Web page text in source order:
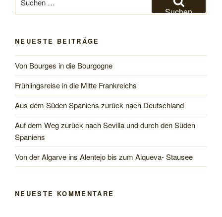
Halbinsel“
nach:
Suchen
NEUESTE BEITRÄGE
Von Bourges in die Bourgogne
Frühlingsreise in die Mitte Frankreichs
Aus dem Süden Spaniens zurück nach Deutschland
Auf dem Weg zurück nach Sevilla und durch den Süden
Spaniens
Von der Algarve ins Alentejo bis zum Alqueva- Stausee
NEUESTE KOMMENTARE